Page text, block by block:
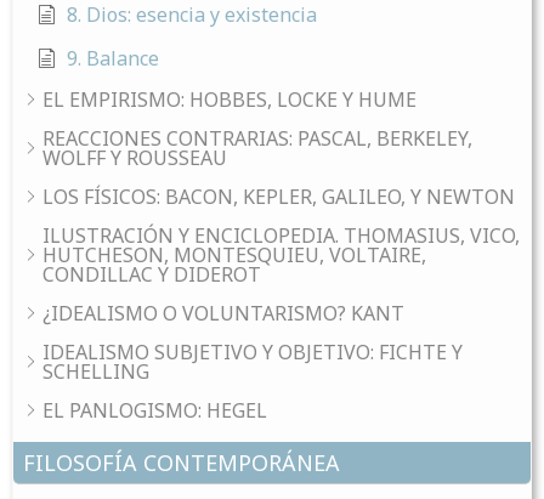
8. Dios: esencia y existencia
9. Balance
EL EMPIRISMO: HOBBES, LOCKE Y HUME
REACCIONES CONTRARIAS: PASCAL, BERKELEY,
WOLFF Y ROUSSEAU
LOS FÍSICOS: BACON, KEPLER, GALILEO, Y NEWTON
ILUSTRACIÓN Y ENCICLOPEDIA. THOMASIUS, VICO,
HUTCHESON, MONTESQUIEU, VOLTAIRE,
CONDILLAC Y DIDEROT
¿IDEALISMO O VOLUNTARISMO? KANT
IDEALISMO SUBJETIVO Y OBJETIVO: FICHTE Y
SCHELLING
EL PANLOGISMO: HEGEL
FILOSOFÍA CONTEMPORÁNEA